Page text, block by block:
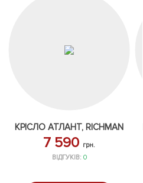
КРІСЛО АТЛАНТ, RICHMAN
7 590 грн.
ВІДГУКІВ: 0